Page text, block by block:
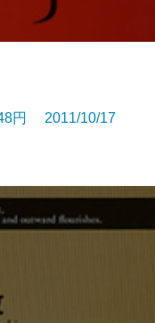
円 2011/10/17